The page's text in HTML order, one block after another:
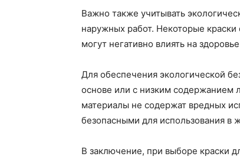
Важно также учитывать
наружных работ. Некоторые
могут негативно влиять на
Для обеспечения экологической
основе или с низким содержанием
материалы не содержат вредных
безопасными для использования в
В заключение, при выборе краски